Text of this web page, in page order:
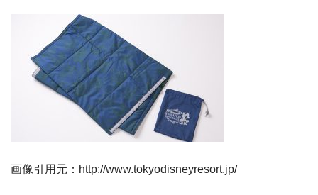
画像引用元：http://www.tokyodisneyresort.jp/